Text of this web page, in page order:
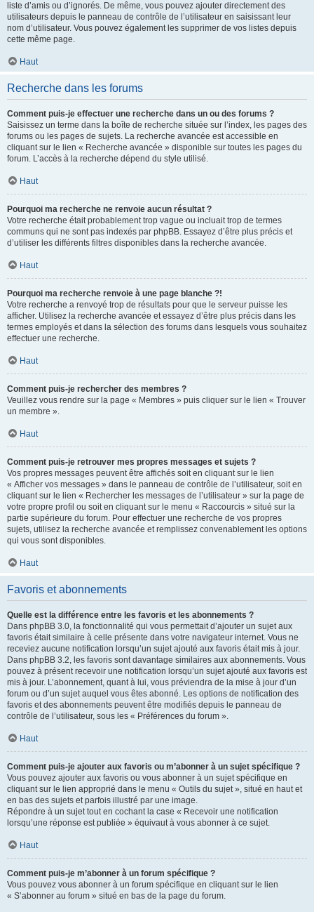
liste d’amis ou d’ignorés. De même, vous pouvez ajouter directement des
utilisateurs depuis le panneau de contrôle de l’utilisateur en saisissant leur
nom d’utilisateur. Vous pouvez également les supprimer de vos listes depuis
cette même page.
Haut
Recherche dans les forums
Comment puis-je effectuer une recherche dans un ou des forums ?
Saisissez un terme dans la boîte de recherche située sur l’index, les pages des
forums ou les pages de sujets. La recherche avancée est accessible en
cliquant sur le lien « Recherche avancée » disponible sur toutes les pages du
forum. L’accès à la recherche dépend du style utilisé.
Haut
Pourquoi ma recherche ne renvoie aucun résultat ?
Votre recherche était probablement trop vague ou incluait trop de termes
communs qui ne sont pas indexés par phpBB. Essayez d’être plus précis et
d’utiliser les différents filtres disponibles dans la recherche avancée.
Haut
Pourquoi ma recherche renvoie à une page blanche ?!
Votre recherche a renvoyé trop de résultats pour que le serveur puisse les
afficher. Utilisez la recherche avancée et essayez d’être plus précis dans les
termes employés et dans la sélection des forums dans lesquels vous souhaitez
effectuer une recherche.
Haut
Comment puis-je rechercher des membres ?
Veuillez vous rendre sur la page « Membres » puis cliquer sur le lien « Trouver
un membre ».
Haut
Comment puis-je retrouver mes propres messages et sujets ?
Vos propres messages peuvent être affichés soit en cliquant sur le lien
« Afficher vos messages » dans le panneau de contrôle de l’utilisateur, soit en
cliquant sur le lien « Rechercher les messages de l’utilisateur » sur la page de
votre propre profil ou soit en cliquant sur le menu « Raccourcis » situé sur la
partie supérieure du forum. Pour effectuer une recherche de vos propres
sujets, utilisez la recherche avancée et remplissez convenablement les options
qui vous sont disponibles.
Haut
Favoris et abonnements
Quelle est la différence entre les favoris et les abonnements ?
Dans phpBB 3.0, la fonctionnalité qui vous permettait d’ajouter un sujet aux
favoris était similaire à celle présente dans votre navigateur internet. Vous ne
receviez aucune notification lorsqu’un sujet ajouté aux favoris était mis à jour.
Dans phpBB 3.2, les favoris sont davantage similaires aux abonnements. Vous
pouvez à présent recevoir une notification lorsqu’un sujet ajouté aux favoris est
mis à jour. L’abonnement, quant à lui, vous préviendra de la mise à jour d’un
forum ou d’un sujet auquel vous êtes abonné. Les options de notification des
favoris et des abonnements peuvent être modifiés depuis le panneau de
contrôle de l’utilisateur, sous les « Préférences du forum ».
Haut
Comment puis-je ajouter aux favoris ou m’abonner à un sujet spécifique ?
Vous pouvez ajouter aux favoris ou vous abonner à un sujet spécifique en
cliquant sur le lien approprié dans le menu « Outils du sujet », situé en haut et
en bas des sujets et parfois illustré par une image.
Répondre à un sujet tout en cochant la case « Recevoir une notification
lorsqu’une réponse est publiée » équivaut à vous abonner à ce sujet.
Haut
Comment puis-je m’abonner à un forum spécifique ?
Vous pouvez vous abonner à un forum spécifique en cliquant sur le lien
« S’abonner au forum » situé en bas de la page du forum.